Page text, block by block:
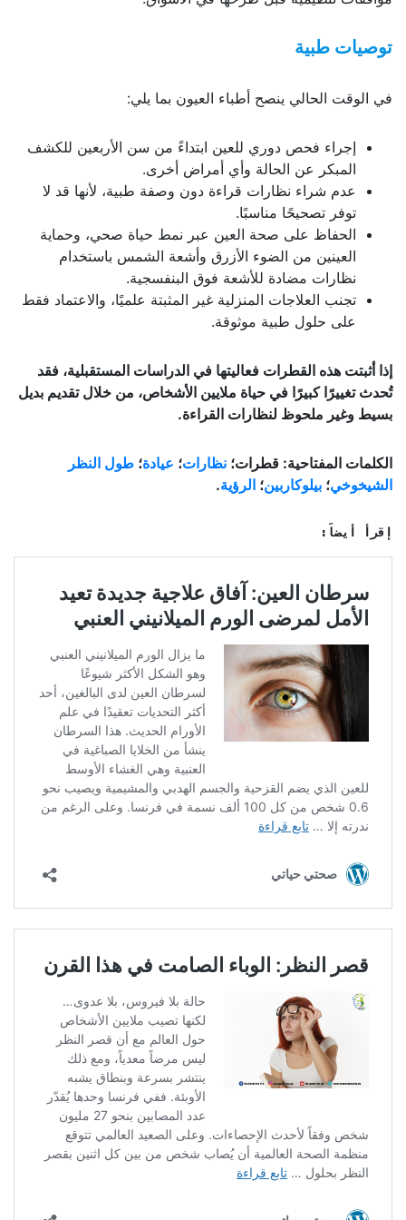
توصيات طبية
في الوقت الحالي ينصح أطباء العيون بما يلي:
إجراء فحص دوري للعين ابتداءً من سن الأربعين للكشف
المبكر عن الحالة وأي أمراض أخرى.
عدم شراء نظارات قراءة دون وصفة طبية، لأنها قد لا
توفر تصحيحًا مناسبًا.
الحفاظ على صحة العين عبر نمط حياة صحي، وحماية
العينين من الضوء الأزرق وأشعة الشمس باستخدام
نظارات مضادة للأشعة فوق البنفسجية.
تجنب العلاجات المنزلية غير المثبتة علميًا، والاعتماد فقط
على حلول طبية موثوقة.
إذا أثبتت هذه القطرات فعاليتها في الدراسات المستقبلية، فقد
تُحدث تغييرًا كبيرًا في حياة ملايين الأشخاص، من خلال تقديم بديل
بسيط وغير ملحوظ لنظارات القراءة.
الكلمات المفتاحية: قطرات؛ نظارات؛ عيادة؛ طول النظر
الشيخوخي؛ بيلوكاربين؛ الرؤية.
إقرأ أيضاً: